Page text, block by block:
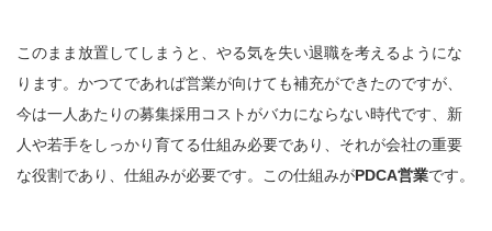
このまま放置してしまうと、やる気を失い退職を考えるようにな
ります。かつてであれば営業が向けても補充ができたのですが、
今は一人あたりの募集採用コストがバカにならない時代です、新
人や若手をしっかり育てる仕組み必要であり、それが会社の重要
な役割であり、仕組みが必要です。この仕組みがPDCA営業です。